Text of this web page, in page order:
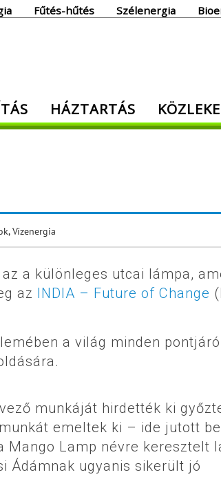
Fűtés-hűtés Szélenergia
energia!HÁZTARTÁS
,Vízenergia
a különleges utcai lámpa,
az INDIA – Future of Change
a világ minden
munkáját hirdették ki
emeltek ki – ide jutott
Mango Lamp névre keresztelt
Ádámnak ugyanis sikerült jó